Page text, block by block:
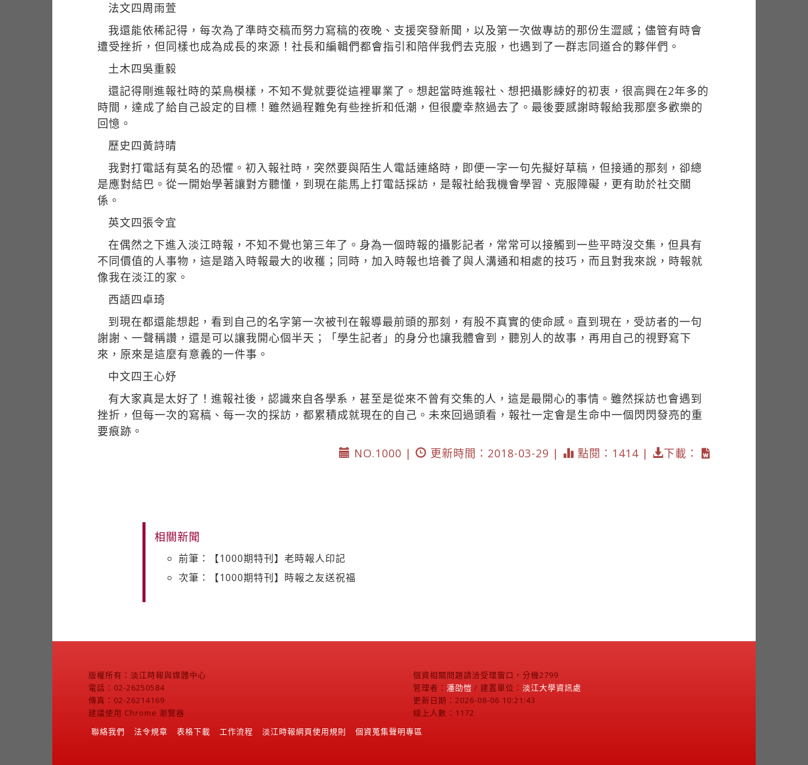
法文四周雨萱
我還能依稀記得，每次為了準時交稿而努力寫稿的夜晚、支援突發新聞，以及第一次做專訪的那份生澀感；儘管有時會
遭受挫折，但同樣也成為成長的來源！社長和編輯們都會指引和陪伴我們去克服，也遇到了一群志同道合的夥伴們。
土木四吳重毅
還記得剛進報社時的菜鳥模樣，不知不覺就要從這裡畢業了。想起當時進報社、想把攝影練好的初衷，很高興在2年多的
時間，達成了給自己設定的目標！雖然過程難免有些挫折和低潮，但很慶幸熬過去了。最後要感謝時報給我那麼多歡樂的
回憶。
歷史四黃詩晴
我對打電話有莫名的恐懼。初入報社時，突然要與陌生人電話連絡時，即便一字一句先擬好草稿，但接通的那刻，卻總
是應對結巴。從一開始學著讓對方聽懂，到現在能馬上打電話採訪，是報社給我機會學習、克服障礙，更有助於社交關
係。
英文四張令宜
在偶然之下進入淡江時報，不知不覺也第三年了。身為一個時報的攝影記者，常常可以接觸到一些平時沒交集，但具有
不同價值的人事物，這是踏入時報最大的收穫；同時，加入時報也培養了與人溝通和相處的技巧，而且對我來說，時報就
像我在淡江的家。
西語四卓琦
到現在都還能想起，看到自己的名字第一次被刊在報導最前頭的那刻，有股不真實的使命感。直到現在，受訪者的一句
謝謝、一聲稱讚，還是可以讓我開心個半天；「學生記者」的身分也讓我體會到，聽別人的故事，再用自己的視野寫下
來，原來是這麼有意義的一件事。
中文四王心妤
有大家真是太好了！進報社後，認識來自各學系，甚至是從來不曾有交集的人，這是最開心的事情。雖然採訪也會遇到
挫折，但每一次的寫稿、每一次的採訪，都累積成就現在的自己。未來回過頭看，報社一定會是生命中一個閃閃發亮的重
要痕跡。
NO.1000 |
更新時間：2018-03-29 | 點閱：1414 | 下載：
相關新聞
前筆：【1000期特刊】老時報人印記
次筆：【1000期特刊】時報之友送祝福
版權所有：淡江時報與媒體中心
電話：02-26250584
傳真：02-26214169
建議使用 Chrome 瀏覽器
個資相關問題請洽受理窗口，分機2799
管理者： 潘劭愷 / 建置單位： 淡江大學資訊處
更新日期：2026-08-06 10:21:43
線上人數：1172
聯絡我們
法令規章 表格下載 工作流程 淡江時報網頁使用規則 個資蒐集聲明專區